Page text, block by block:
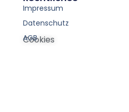
Impressum
Datenschutz
AGB
Cookies